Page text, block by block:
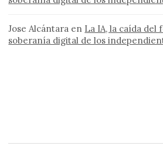
Jose Alcántara en La IA, la caída del
soberanía digital de los